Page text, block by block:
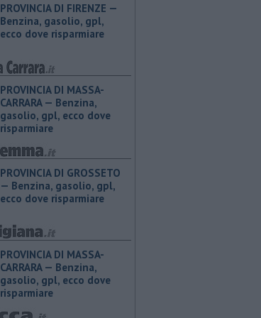
PROVINCIA DI FIRENZE — ​
Benzina, gasolio, gpl,
ecco dove risparmiare
PROVINCIA DI MASSA-
CARRARA — ​Benzina,
gasolio, gpl, ecco dove
risparmiare
PROVINCIA DI GROSSETO
— ​Benzina, gasolio, gpl,
ecco dove risparmiare
PROVINCIA DI MASSA-
CARRARA — ​Benzina,
gasolio, gpl, ecco dove
risparmiare